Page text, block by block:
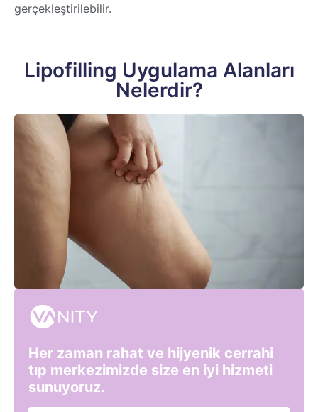
gerçekleştirilebilir.
Lipofilling Uygulama Alanları
Nelerdir?
Her zaman rahat ve hijyenik cerrahi
tıp merkezimizde size en iyi hizmeti
sunuyoruz.